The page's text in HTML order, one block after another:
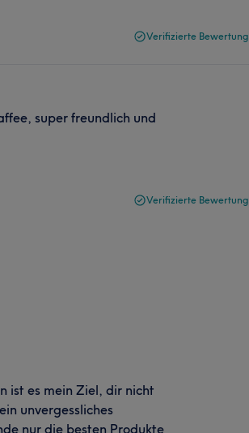
Verifizierte Bewertung
super freundlich und
Verifizierte Bewertung
ist es mein Ziel, dir nicht
unvergessliches
nur die besten Produkte